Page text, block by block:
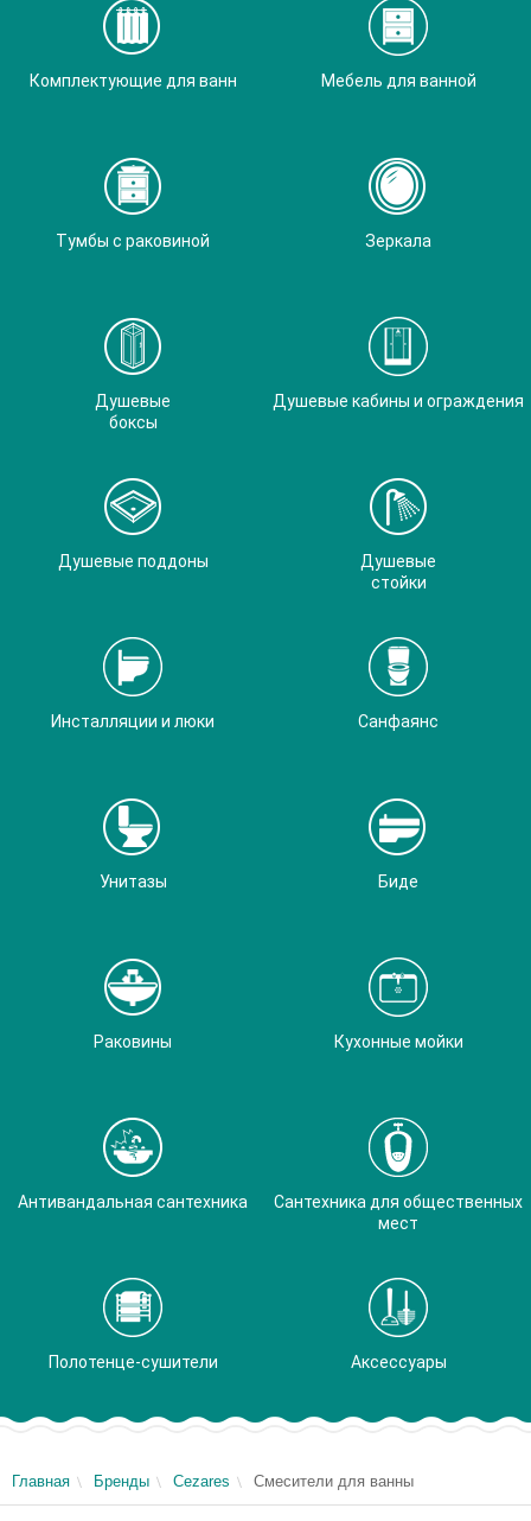
Комплектующие для ванн Мебель для ванной
Тумбы с раковиной Зеркала
Душевые
боксы
Душевые кабины и ограждения
Душевые поддоны
Душевые
стойки
Инсталляции и люки Санфаянс
Унитазы Биде
Раковины Кухонные мойки
Антивандальная сантехника
Сантехника для общественных
мест
Полотенце-сушители Аксессуары
Главная Бренды Cezares Смесители для ванны